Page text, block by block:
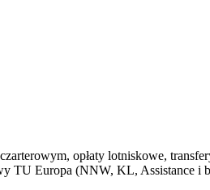
opłaty lotniskowe,
TU Europa (NNW, KL, Assistance i